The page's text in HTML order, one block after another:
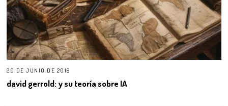
20 DE JUNIO DE 2018
david gerrold: y su teoría sobre IA